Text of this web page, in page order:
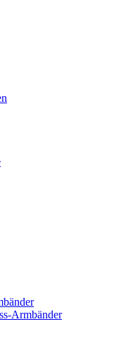
Armbänder